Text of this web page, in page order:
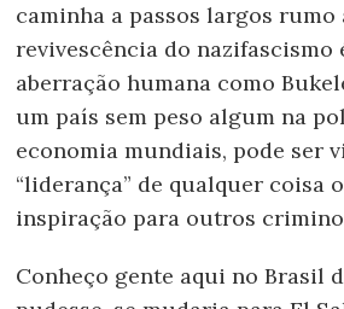
caminha a passos largos rumo
revivescência do nazifascismo
aberração humana como
um país sem peso algum na
economia mundiais, pode ser
“liderança” de qualquer coisa
inspiração para outros
Conheço gente aqui no Brasil